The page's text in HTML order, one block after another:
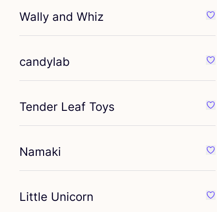
Wally and Whiz
candylab
Tender Leaf Toys
Namaki
Little Unicorn